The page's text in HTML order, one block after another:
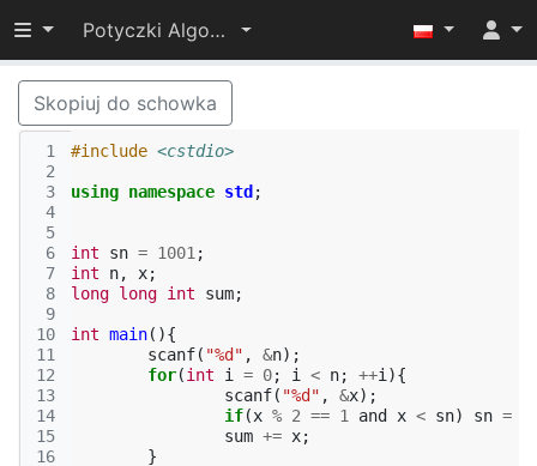
Przełącz widoczność menu
Potyczki Algorytmiczne 2015
Skopiuj do schowka
1
2
3
4
5
6
7
8
9
10
11
12
13
14
15
16
#include <cstdio>
using namespace std ;
int sn = 1001 ;
int
n, x;
long long int sum;
int main(){
scanf( "%d" , &n);
for(int i = 0; i < n; ++i ){
scanf( "%d" , &x);
if(x % 2 == 1 and x < sn) sn =
sum += x;
}